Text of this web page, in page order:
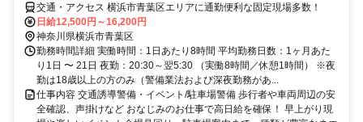
交通・アクセス 横浜市青葉区エリアに通勤便利な固定現場多数！
日給12,500円～16,200円
神奈川県横浜市青葉区
勤務時間詳細 実働時間：1日あたり8時間 平均勤務日数：1ヶ月あた
り1日 〜 21日 夜勤：20:30～翌5:30 （実働8時間／休憩1時間） ※夜
勤は18歳以上の方のみ（警備業法および深夜勤務があ...
仕事内容 交通誘導警備・イベント/駐車場警備 歩行者や車両周辺の安
全確認、声掛けなど おなじみのお仕事で高日給を確保！ 早上がり現